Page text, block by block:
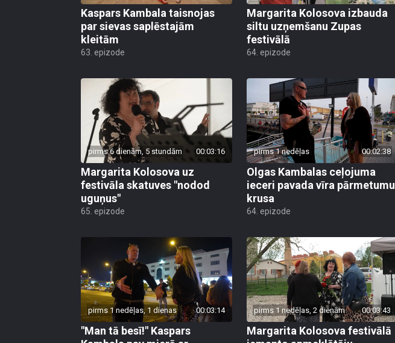
Kaspars Kambala taisnojas
par sievas saplēstajām
kleitām
63. epizode
Margarita Kolosova izbauda
siltu uzņemšanu Zupas
festivālā
64. epizode
pirms 6 dienām, 5 stundām 00:03:16
Margarita Kolosova uz
festivāla skatuves "nodod
uguņus"
65. epizode
pirms 1 nedēļas 00:02:38
Olgas Kambalas ceļojuma
ieceri pavada vīra pārmetumu
krusa
64. epizode
pirms 1 nedēļas, 1 dienas 00:03:14
"Man tā besī!" Kaspars
pirms 1 nedēļas, 2 dienām 00:03:43
Margarita Kolosova festivālā